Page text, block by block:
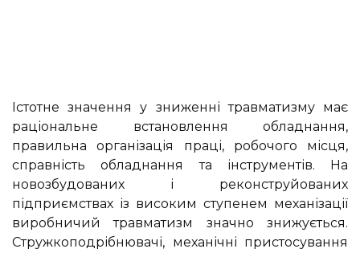
Істотне значення у зниженні травматизму має
раціональне встановлення обладнання,
правильна організація праці, робочого місця,
справність обладнання та інструментів. На
новозбудованих і реконструйованих
підприємствах із високим ступенем механізації
виробничий травматизм значно знижується.
Стружкоподрібнювачі, механічні пристосування